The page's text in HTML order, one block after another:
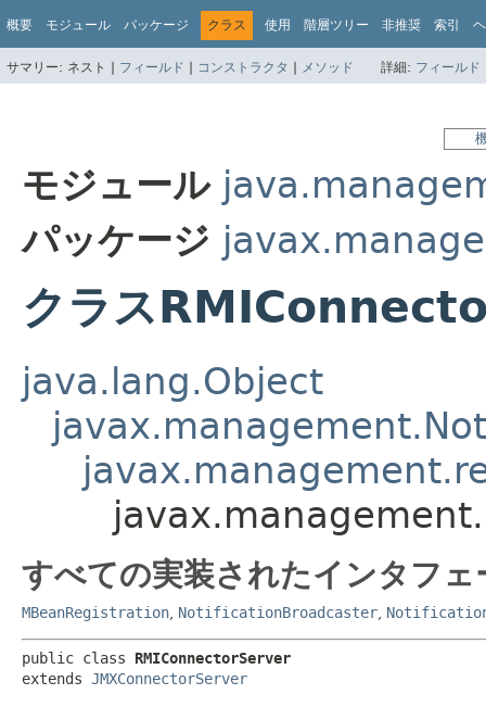
概要 モジュール パッケージ クラス 使用 階層ツリー 非推奨 索引
サマリー: ネスト | フィールド | コンストラクタ | メソッド 詳細: フィールド
モジュール
パッケージ
クラス
java.lang.Object
すべての実装されたインタフ
MBeanRegistration NotificationBroadcaster
public class RMIConnectorServer
extends JMXConnectorServer